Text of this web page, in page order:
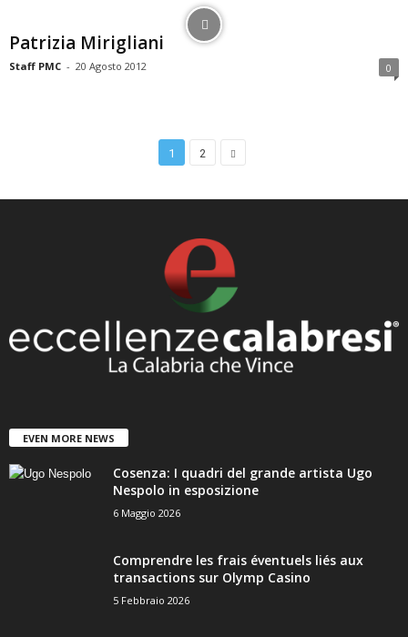
Patrizia Mirigliani
Staff PMC - 20 Agosto 2012 0
1 2
EVEN MORE NEWS
Cosenza: I quadri del grande artista Ugo
Nespolo in esposizione
6 Maggio 2026
Comprendre les frais éventuels liés aux
transactions sur Olymp Casino
5 Febbraio 2026